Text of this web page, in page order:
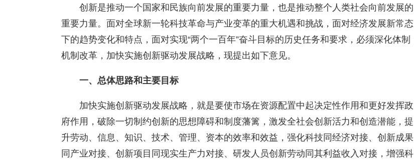
创新是推动一个国家和民族向前发展的重要力量，也是推动整个人类社会向前发展的
重要力量。面对全球新一轮科技革命与产业变革的重大机遇和挑战，面对经济发展新常态
下的趋势变化和特点，面对实现“两个一百年”奋斗目标的历史任务和要求，必须深化体制
机制改革，加快实施创新驱动发展战略，现提出如下意见。
一、总体思路和主要目标
加快实施创新驱动发展战略，就是要使市场在资源配置中起决定性作用和更好发挥政
府作用，破除一切制约创新的思想障碍和制度藩篱，激发全社会创新活力和创造潜能，提
升劳动、信息、知识、技术、管理、资本的效率和效益，强化科技同经济对接、创新成果
同产业对接、创新项目同现实生产力对接、研发人员创新劳动同其利益收入对接，增强科